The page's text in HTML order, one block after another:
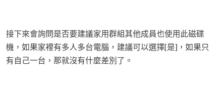
接下來會詢問是否要建議家用群組其他成員也使用此磁碟
機，如果家裡有多人多台電腦，建議可以選擇[是]，如果只
有自己一台，那就沒有什麼差別了。